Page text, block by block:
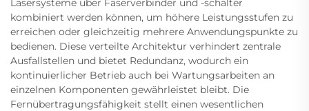
kombiniert werden können, um höhere Leistungsstufen zu
erreichen oder gleichzeitig mehrere Anwendungspunkte zu
bedienen. Diese verteilte Architektur verhindert zentrale
Ausfallstellen und bietet Redundanz, wodurch ein
kontinuierlicher Betrieb auch bei Wartungsarbeiten an
einzelnen Komponenten gewährleistet bleibt. Die
Fernübertragungsfähigkeit stellt einen wesentlichen